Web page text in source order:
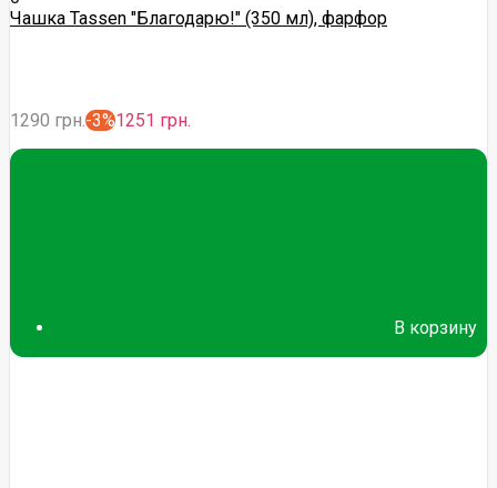
Чашка Tassen "Благодарю!" (350 мл), фарфор
1290 грн. -3%1251 грн.
В корзину